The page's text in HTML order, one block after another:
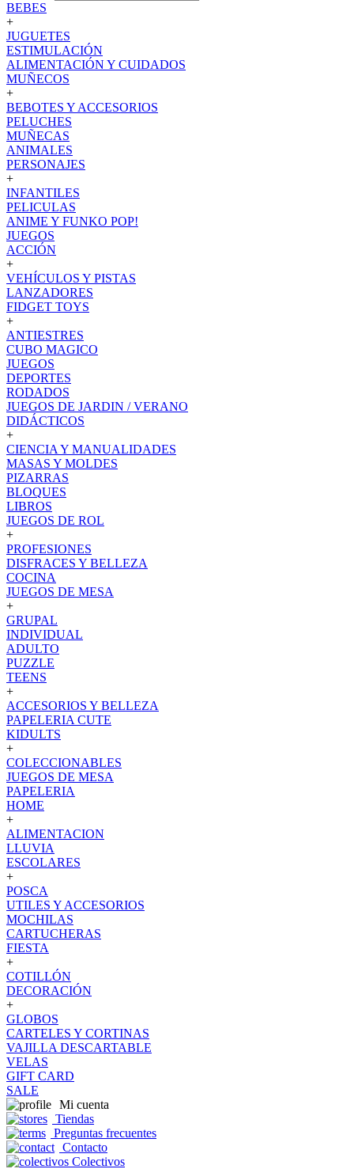
BEBES
+
JUGUETES
ESTIMULACIÓN
ALIMENTACIÓN Y CUIDADOS
MUÑECOS
+
BEBOTES Y ACCESORIOS
PELUCHES
MUÑECAS
ANIMALES
PERSONAJES
+
INFANTILES
PELICULAS
ANIME Y FUNKO POP!
JUEGOS
ACCIÓN
+
VEHÍCULOS Y PISTAS
LANZADORES
FIDGET TOYS
+
ANTIESTRES
CUBO MAGICO
JUEGOS
DEPORTES
RODADOS
JUEGOS DE JARDIN / VERANO
DIDÁCTICOS
+
CIENCIA Y MANUALIDADES
MASAS Y MOLDES
PIZARRAS
BLOQUES
LIBROS
JUEGOS DE ROL
+
PROFESIONES
DISFRACES Y BELLEZA
COCINA
JUEGOS DE MESA
+
GRUPAL
INDIVIDUAL
ADULTO
PUZZLE
TEENS
+
ACCESORIOS Y BELLEZA
PAPELERIA CUTE
KIDULTS
+
COLECCIONABLES
JUEGOS DE MESA
PAPELERIA
HOME
+
ALIMENTACION
LLUVIA
ESCOLARES
+
POSCA
UTILES Y ACCESORIOS
MOCHILAS
CARTUCHERAS
FIESTA
+
COTILLÓN
DECORACIÓN
+
GLOBOS
CARTELES Y CORTINAS
VAJILLA DESCARTABLE
VELAS
GIFT CARD
SALE
Mi cuenta
Tiendas
Preguntas frecuentes
Contacto
Colectivos